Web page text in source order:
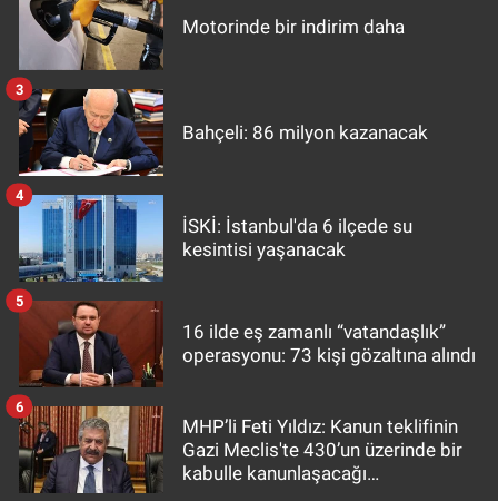
Motorinde bir indirim daha
Bahçeli: 86 milyon kazanacak
3
İSKİ: İstanbul'da 6 ilçede su
kesintisi yaşanacak
4
16 ilde eş zamanlı “vatandaşlık”
operasyonu: 73 kişi gözaltına alındı
5
MHP’li Feti Yıldız: Kanun teklifinin
Gazi Meclis'te 430’un üzerinde bir
kabulle kanunlaşacağı
6